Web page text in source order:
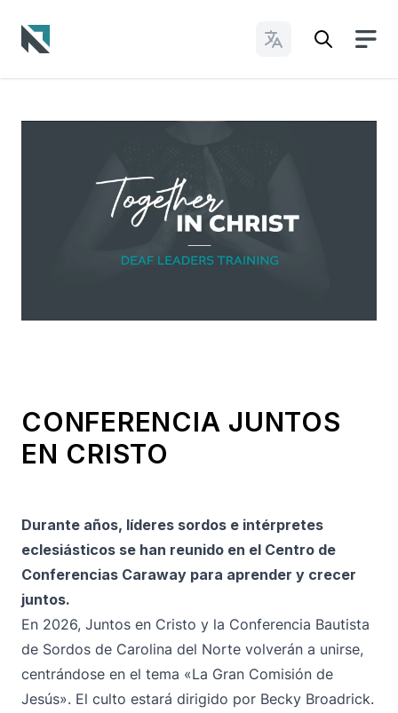
Cambiar idioma
CONFERENCIA JUNTOS
EN CRISTO
Durante años, líderes sordos e intérpretes
eclesiásticos se han reunido en el Centro de
Conferencias Caraway para aprender y crecer
juntos.
En 2026, Juntos en Cristo y la Conferencia Bautista
de Sordos de Carolina del Norte volverán a unirse,
centrándose en el tema «La Gran Comisión de
Jesús». El culto estará dirigido por Becky Broadrick.